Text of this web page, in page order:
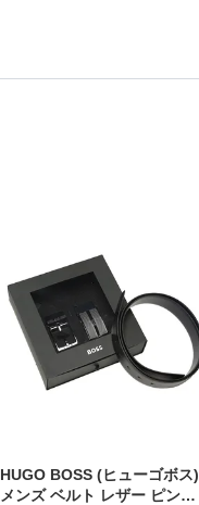
HUGO BOSS (ヒューゴボス)
メンズ ベルト レザー ピンバ